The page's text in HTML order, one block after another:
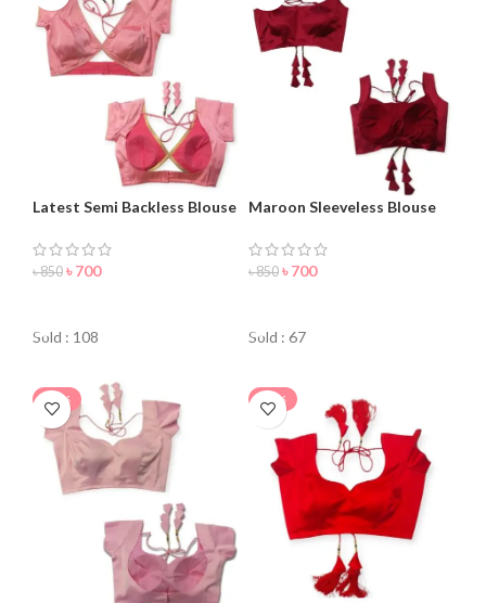
Latest Semi Backless Blouse
৳850 ৳700
Sold : 108
Maroon Sleeveless Blouse
৳850 ৳700
Sold : 67
-20% -18%